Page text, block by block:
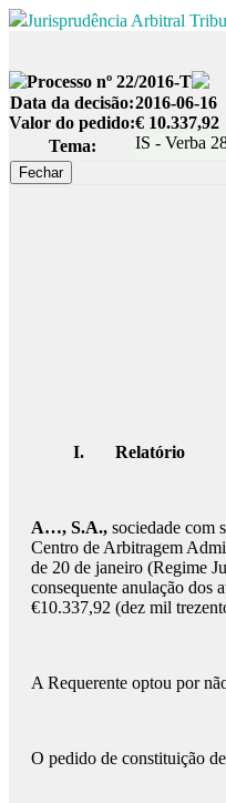
Jurisprudência Arbitral
Processo nº 22/2016-T
Data da decisão:2016-06-16
Valor do pedido:€ 10.337,92
Tema:
IS - Verba
I. Relatório
A…, S.A., sociedade com
Centro de Arbitragem
de 20 de janeiro (Regime
consequente anulação dos
€10.337,92 (dez mil
A Requerente optou por
O pedido de constituição